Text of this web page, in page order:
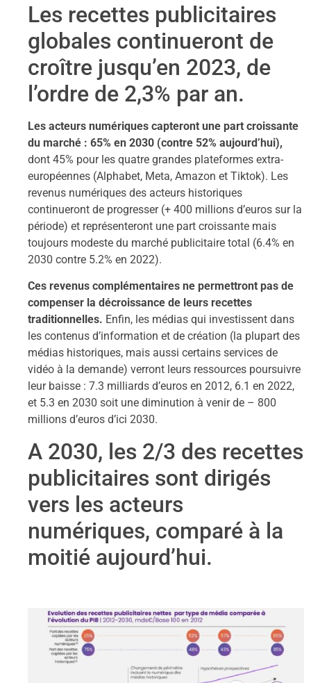
Les recettes publicitaires
globales continueront de
croître jusqu’en 2023, de
l’ordre de 2,3% par an.
Les acteurs numériques capteront une part croissante
du marché : 65% en 2030 (contre 52% aujourd’hui),
dont 45% pour les quatre grandes plateformes extra-
européennes (Alphabet, Meta, Amazon et Tiktok). Les
revenus numériques des acteurs historiques
continueront de progresser (+ 400 millions d’euros sur la
période) et représenteront une part croissante mais
toujours modeste du marché publicitaire total (6.4% en
2030 contre 5.2% en 2022).
Ces revenus complémentaires ne permettront pas de
compenser la décroissance de leurs recettes
traditionnelles. Enfin, les médias qui investissent dans
les contenus d’information et de création (la plupart des
médias historiques, mais aussi certains services de
vidéo à la demande) verront leurs ressources poursuivre
leur baisse : 7.3 milliards d’euros en 2012, 6.1 en 2022,
et 5.3 en 2030 soit une diminution à venir de – 800
millions d’euros d’ici 2030.
A 2030, les 2/3 des recettes
publicitaires sont dirigés
vers les acteurs
numériques, comparé à la
moitié aujourd’hui.